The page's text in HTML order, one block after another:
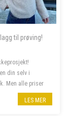
til prøving!
din selv i
Men alle priser
LES MER